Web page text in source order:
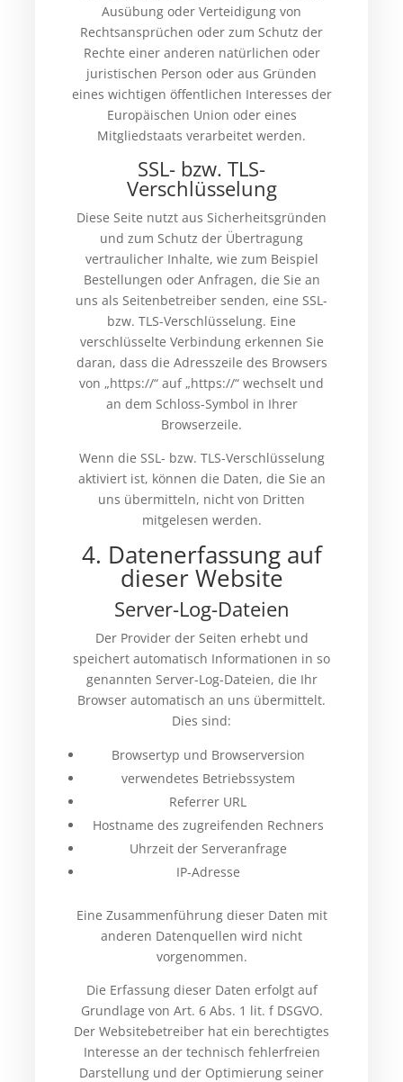
Ausübung oder Verteidigung von
Rechtsansprüchen oder zum Schutz der
Rechte einer anderen natürlichen oder
juristischen Person oder aus Gründen
eines wichtigen öffentlichen Interesses der
Europäischen Union oder eines
Mitgliedstaats verarbeitet werden.
SSL- bzw. TLS-
Verschlüsselung
Diese Seite nutzt aus Sicherheitsgründen
und zum Schutz der Übertragung
vertraulicher Inhalte, wie zum Beispiel
Bestellungen oder Anfragen, die Sie an
uns als Seitenbetreiber senden, eine SSL-
bzw. TLS-Verschlüsselung. Eine
verschlüsselte Verbindung erkennen Sie
daran, dass die Adresszeile des Browsers
von „https://“ auf „https://“ wechselt und
an dem Schloss-Symbol in Ihrer
Browserzeile.
Wenn die SSL- bzw. TLS-Verschlüsselung
aktiviert ist, können die Daten, die Sie an
uns übermitteln, nicht von Dritten
mitgelesen werden.
4. Datenerfassung auf
dieser Website
Server-Log-Dateien
Der Provider der Seiten erhebt und
speichert automatisch Informationen in so
genannten Server-Log-Dateien, die Ihr
Browser automatisch an uns übermittelt.
Dies sind:
Browsertyp und Browserversion
verwendetes Betriebssystem
Referrer URL
Hostname des zugreifenden Rechners
Uhrzeit der Serveranfrage
IP-Adresse
Eine Zusammenführung dieser Daten mit
anderen Datenquellen wird nicht
vorgenommen.
Die Erfassung dieser Daten erfolgt auf
Grundlage von Art. 6 Abs. 1 lit. f DSGVO.
Der Websitebetreiber hat ein berechtigtes
Interesse an der technisch fehlerfreien
Darstellung und der Optimierung seiner